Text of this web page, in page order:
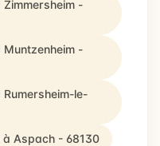
-
Muntzenheim -
le-
à Aspach - 68130